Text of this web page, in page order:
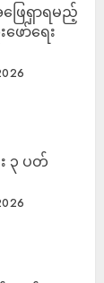
ြေရှာရမည့်
ော်ရေး
၃ ပတ်